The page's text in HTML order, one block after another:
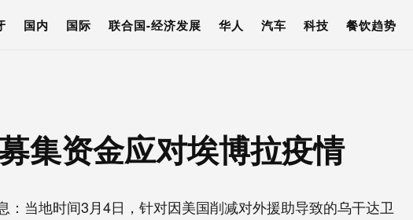
国内 国际 联合国-经济发展 华人 汽车 科技 餐饮趋势
集资金应对埃博拉疫情
当地时间3月4日，针对因美国削减对外援助导致的乌干达卫